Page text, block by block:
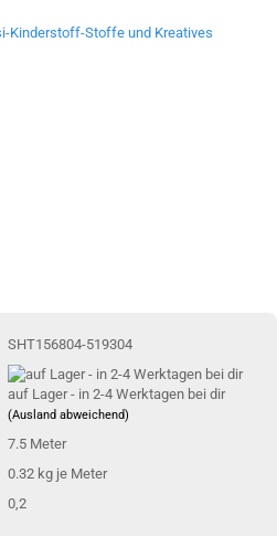
SHT156804-519304
auf Lager - in 2-4 Werktagen bei dir
(Ausland abweichend)
7.5 Meter
0.32 kg je Meter
0,2